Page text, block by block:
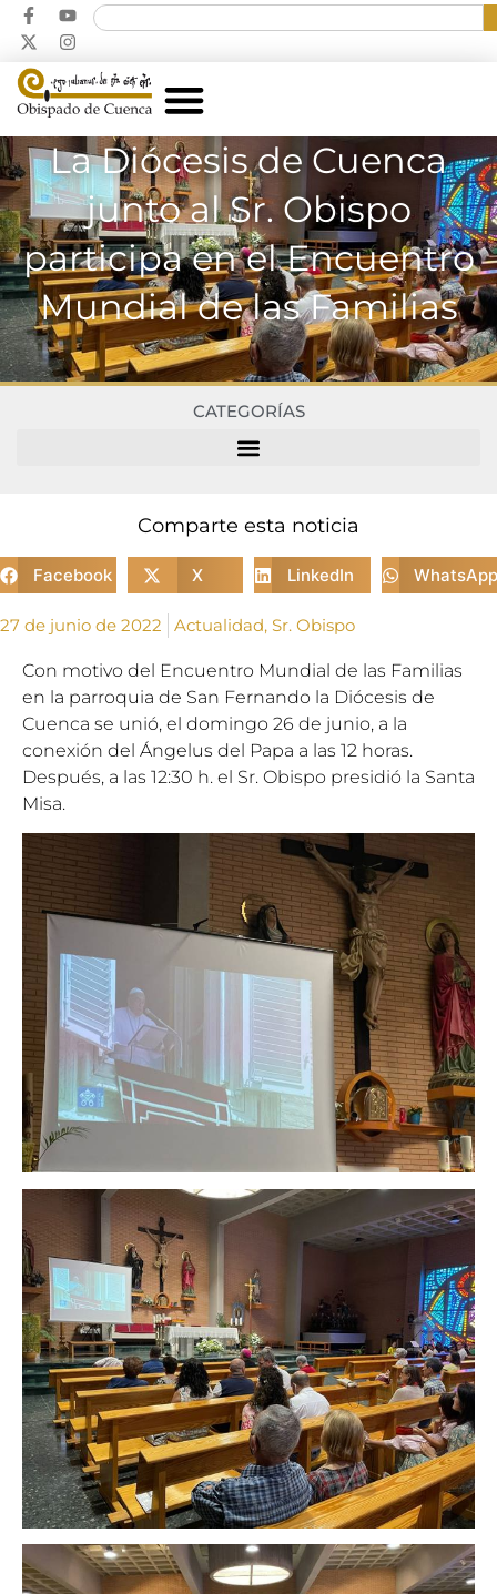
La Diócesis de Cuenca
junto al Sr. Obispo
participa en el Encuentro
Mundial de las Familias
CATEGORÍAS
Comparte esta noticia
Facebook X LinkedIn WhatsApp
27 de junio de 2022 Actualidad, Sr. Obispo
Con motivo del Encuentro Mundial de las Familias
en la parroquia de San Fernando la Diócesis de
Cuenca se unió, el domingo 26 de junio, a la
conexión del Ángelus del Papa a las 12 horas.
Después, a las 12:30 h. el Sr. Obispo presidió la Santa
Misa.